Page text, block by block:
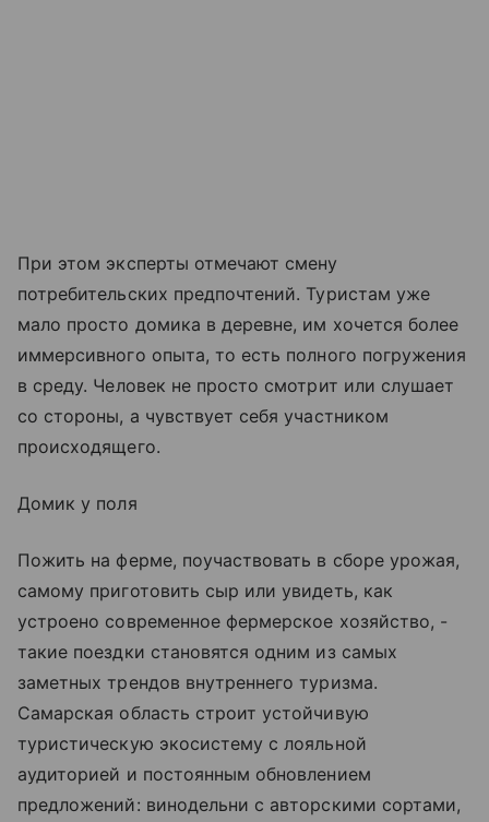
При этом эксперты отмечают смену
потребительских предпочтений. Туристам уже
мало просто домика в деревне, им хочется более
иммерсивного опыта, то есть полного погружения
в среду. Человек не просто смотрит или слушает
со стороны, а чувствует себя участником
происходящего.
Домик у поля
Пожить на ферме, поучаствовать в сборе урожая,
самому приготовить сыр или увидеть, как
устроено современное фермерское хозяйство, -
такие поездки становятся одним из самых
заметных трендов внутреннего туризма.
Самарская область строит устойчивую
туристическую экосистему с лояльной
аудиторией и постоянным обновлением
предложений: винодельни с авторскими сортами,